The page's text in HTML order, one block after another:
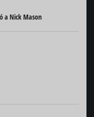
a Nick Mason